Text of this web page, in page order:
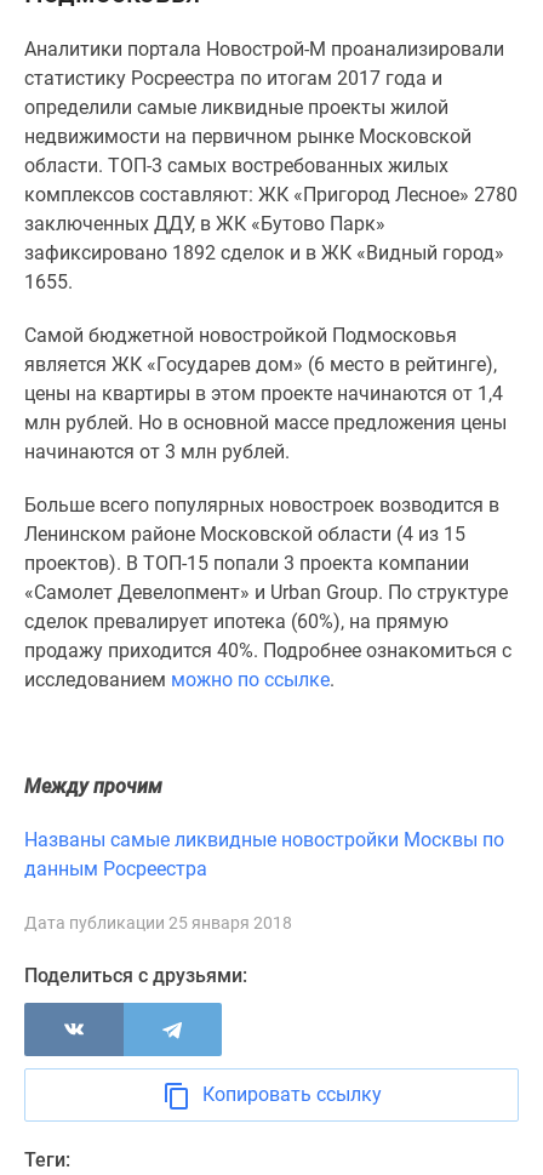
предложения
Коммерческие
помещения
Продавцы
застройщики
Панорамы
новостроек
Видеообзор
Экспертиза
новостроек
Экология
Москвы
Подмосковья
Студии
комнатные
комнатные
комнатные
карте
калькулятор
Семейная
Военная
Банки
Медиа
Мнение
Аналитики портала Новострой-М проанализировали
статистику Росреестра по итогам 2017 года и
определили самые ликвидные проекты жилой
недвижимости на первичном рынке Московской
области. ТОП-3 самых востребованных жилых
комплексов составляют: ЖК «Пригород Лесное» 2780
заключенных ДДУ, в ЖК «Бутово Парк»
зафиксировано 1892 сделок и в ЖК «Видный город»
1655.
Самой бюджетной новостройкой Подмосковья
является ЖК «Государев дом» (6 место в рейтинге),
цены на квартиры в этом проекте начинаются от 1,4
млн рублей. Но в основной массе предложения цены
начинаются от 3 млн рублей.
Больше всего популярных новостроек возводится в
Ленинском районе Московской области (4 из 15
проектов). В ТОП-15 попали 3 проекта компании
«Самолет Девелопмент» и Urban Group. По структуре
сделок превалирует ипотека (60%), на прямую
продажу приходится 40%. Подробнее ознакомиться с
исследованием можно по ссылке.
Между прочим
Названы самые ликвидные новостройки Москвы по
данным Росреестра
Дата публикации 25 января 2018
Поделиться с друзьями:
Копировать ссылку
Теги: